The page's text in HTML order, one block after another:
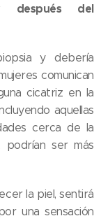
después del
y debería
comunican
cicatriz en la
aquellas
cerca de la
ser más
la piel, sentirá
una sensación